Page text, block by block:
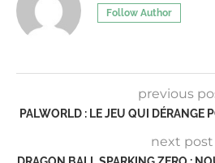
Follow Author
previous
PALWORLD : LE JEU QUI DÉRANGE
next post